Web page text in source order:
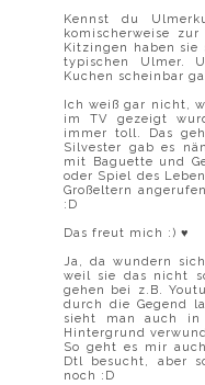
Kennst du
komischerweise
Kitzingen haben
typischen Ulmer.
Kuchen scheinbar
Ich weiß gar nicht,
im TV gezeigt
immer toll. Das
Silvester gab es
mit Baguette und
oder Spiel des
Großeltern
:D
Das freut mich :) ♥
Ja, da wundern
weil sie das nicht
gehen bei z.B.
durch die Gegend
sieht man auch in
Hintergrund
So geht es mir
Dtl besucht, aber
noch :D